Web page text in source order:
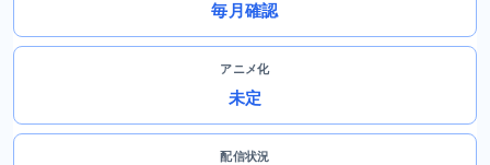
毎月確認
アニメ化
未定
配信状況